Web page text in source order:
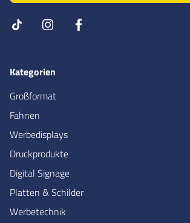
Kategorien
Großformat
Fahnen
Werbedisplays
Druckprodukte
Digital Signage
Platten & Schilder
Werbetechnik